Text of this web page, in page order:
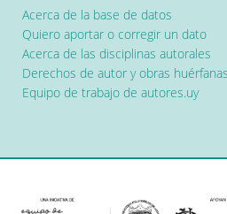
Acerca de la base de datos
Quiero aportar o corregir un dato
Acerca de las disciplinas autorales
Derechos de autor y obras huérfanas
Equipo de trabajo de autores.uy